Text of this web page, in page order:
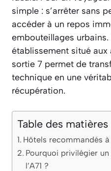
simple : s’arrêter sans
accéder à un repos
embouteillages
établissement situé
sortie 7 permet de
technique en une
récupération.
Table des matières
Hôtels recommandés à
Pourquoi privilégier
l’A71 ?